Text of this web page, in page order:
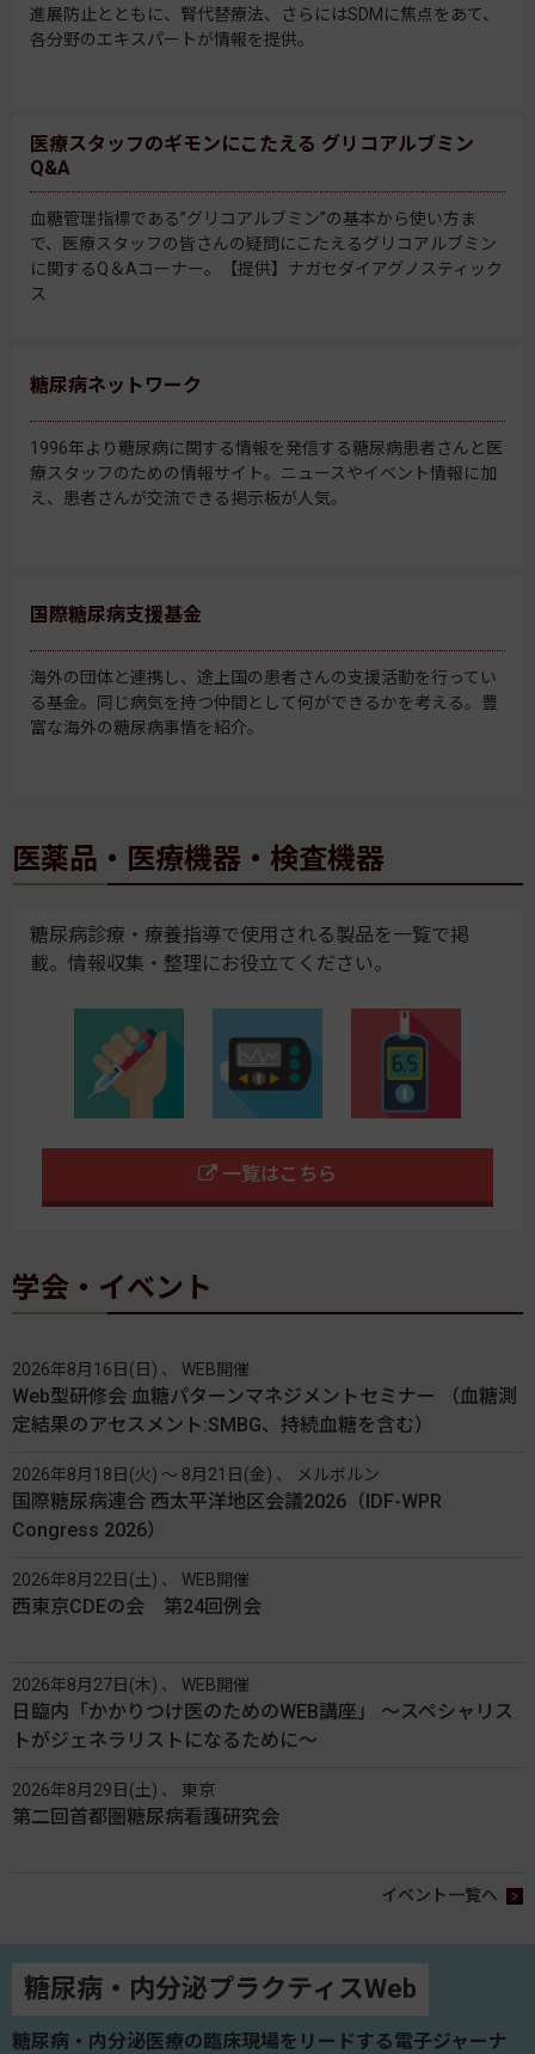
進展防止とともに、腎代替療法、さらにはSDMに焦点をあて、
各分野のエキスパートが情報を提供。
医療スタッフのギモンにこたえる グリコアルブミン
Q&A
血糖管理指標である”グリコアルブミン”の基本から使い方ま
で、医療スタッフの皆さんの疑問にこたえるグリコアルブミン
に関するQ＆Aコーナー。【提供】ナガセダイアグノスティック
ス
糖尿病ネットワーク
1996年より糖尿病に関する情報を発信する糖尿病患者さんと医
療スタッフのための情報サイト。ニュースやイベント情報に加
え、患者さんが交流できる掲示板が人気。
国際糖尿病支援基金
海外の団体と連携し、途上国の患者さんの支援活動を行ってい
る基金。同じ病気を持つ仲間として何ができるかを考える。豊
富な海外の糖尿病事情を紹介。
医薬品・医療機器・検査機器
糖尿病診療・療養指導で使用される製品を一覧で掲
載。情報収集・整理にお役立てください。
一覧はこちら
学会・イベント
2026年8月16日(日) 、 WEB開催
Web型研修会 血糖パターンマネジメントセミナー （血糖測
定結果のアセスメント:SMBG、持続血糖を含む）
2026年8月18日(火) 〜 8月21日(金) 、 メルボルン
国際糖尿病連合 西太平洋地区会議2026（IDF-WPR
Congress 2026）
2026年8月22日(土) 、 WEB開催
西東京CDEの会 第24回例会
2026年8月27日(木) 、 WEB開催
日臨内「かかりつけ医のためのWEB講座」 〜スペシャリス
トがジェネラリストになるために〜
2026年8月29日(土) 、 東京
第二回首都圏糖尿病看護研究会
イベント一覧へ
糖尿病・内分泌プラクティスWeb
糖尿病・内分泌医療の臨床現場をリードする電子ジャーナ